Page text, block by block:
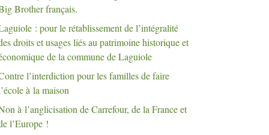
Brother français.
: pour le rétablissement de l’intégralité
droits et usages liés au patrimoine historique et
de la commune de Laguiole
l’interdiction pour les familles de faire
à la maison
à l’anglicisation de Carrefour, de la France et
l’Europe !